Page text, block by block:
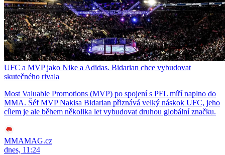
UFC a MVP jako Nike a Adidas. Bidarian chce vybudovat
skutečného rivala
Most Valuable Promotions (MVP) po spojení s PFL míří naplno do
MMA. Šéf MVP Nakisa Bidarian přiznává velký náskok UFC, jeho
cílem je ale během několika let vybudovat druhou globální značku.
MMAMAG.cz
dnes, 11:24